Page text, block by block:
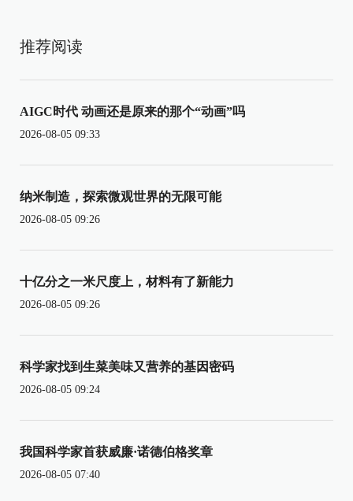
推荐阅读
AIGC时代 动画还是原来的那个“动画”吗
2026-08-05 09:33
纳米制造，探索微观世界的无限可能
2026-08-05 09:26
十亿分之一米尺度上，材料有了新能力
2026-08-05 09:26
科学家找到生菜美味又营养的基因密码
2026-08-05 09:24
我国科学家首获威廉·诺德伯格奖章
2026-08-05 07:40